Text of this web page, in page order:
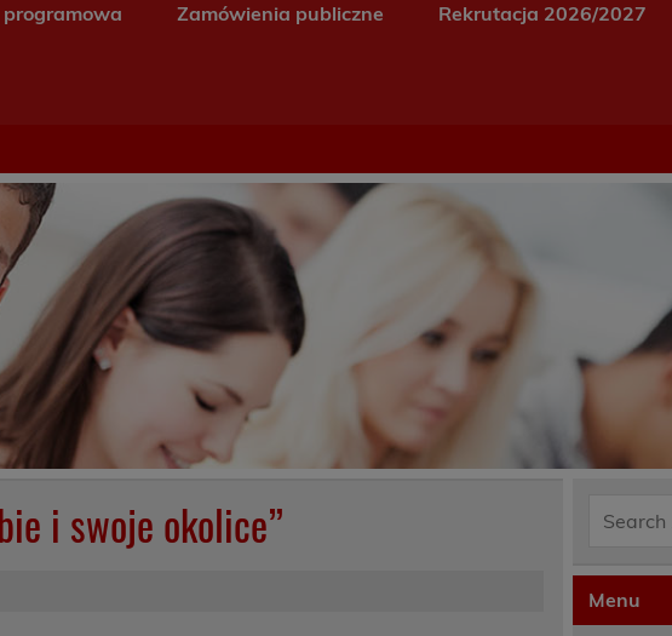
Zamówienia publiczne Rekrutacja 2026/2027
i swoje okolice”
Menu